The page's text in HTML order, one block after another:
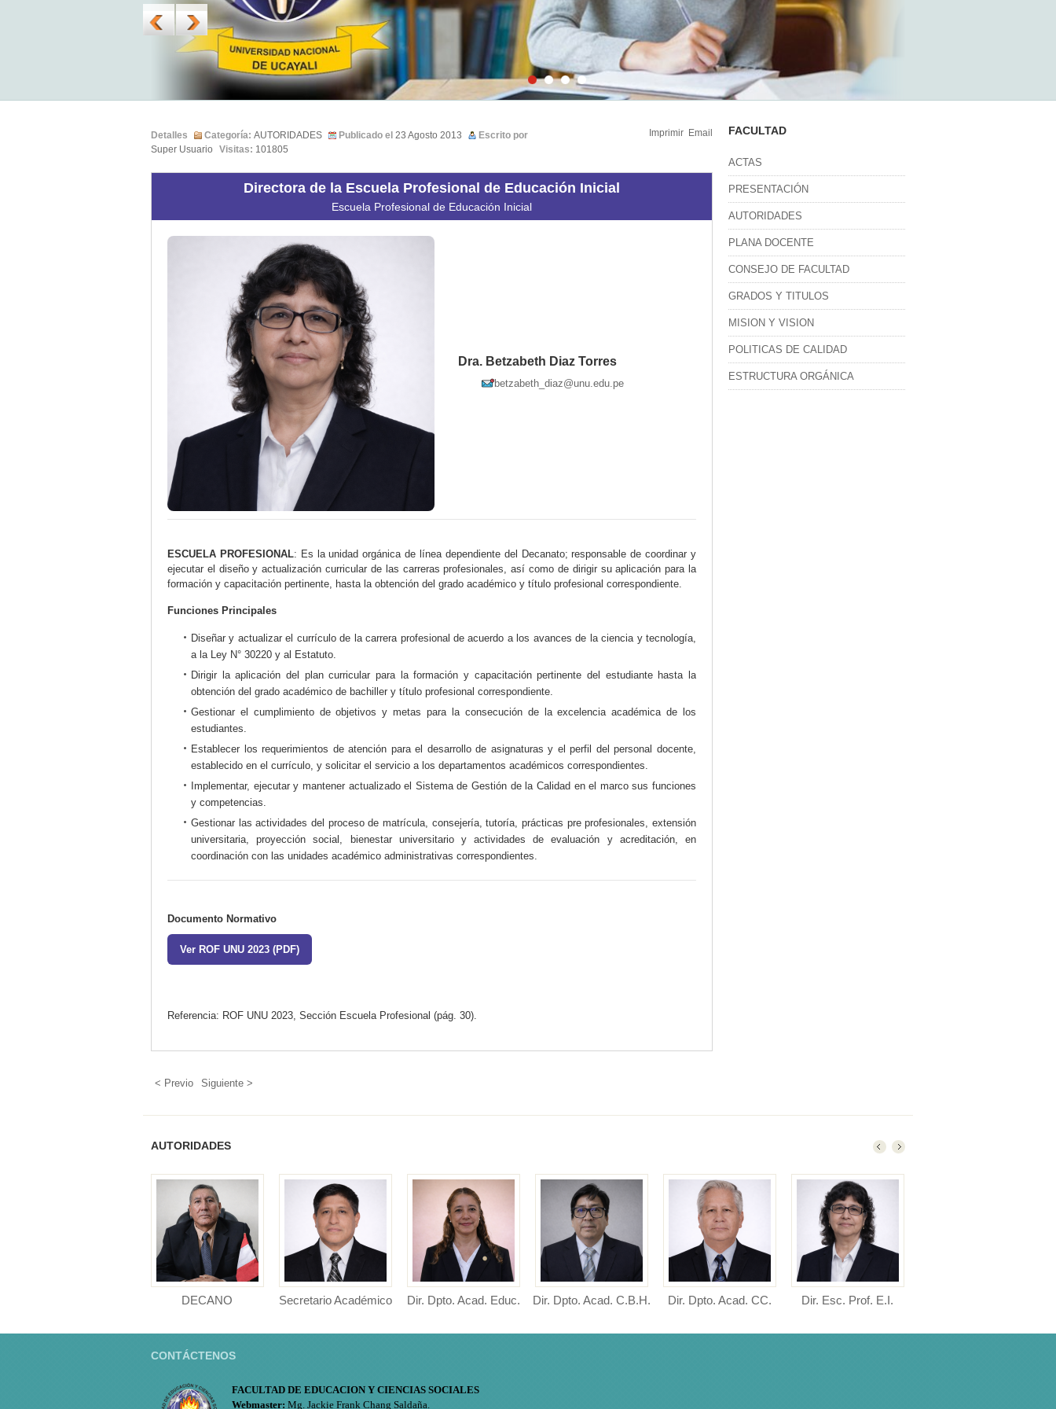
Imprimir Email
Detalles Categoría: AUTORIDADES Publicado el 23 Agosto 2013
Escrito por
Super Usuario
Visitas: 101805
Directora de la Escuela Profesional de Educación Inicial
Escuela Profesional de Educación Inicial
Dra. Betzabeth Diaz Torres
betzabeth_diaz@unu.edu.pe
ESCUELA PROFESIONAL: Es la unidad orgánica de línea dependiente del Decanato; responsable de coordinar y
ejecutar el diseño y actualización curricular de las carreras profesionales, así como de dirigir su aplicación para la
formación y capacitación pertinente, hasta la obtención del grado académico y título profesional correspondiente.
Funciones Principales
Diseñar y actualizar el currículo de la carrera profesional de acuerdo a los avances de la ciencia y tecnología,
a la Ley N° 30220 y al Estatuto.
Dirigir la aplicación del plan curricular para la formación y capacitación pertinente del estudiante hasta la
obtención del grado académico de bachiller y título profesional correspondiente.
Gestionar el cumplimiento de objetivos y metas para la consecución de la excelencia académica de los
estudiantes.
Establecer los requerimientos de atención para el desarrollo de asignaturas y el perfil del personal docente,
establecido en el currículo, y solicitar el servicio a los departamentos académicos correspondientes.
Implementar, ejecutar y mantener actualizado el Sistema de Gestión de la Calidad en el marco sus funciones
y competencias.
Gestionar las actividades del proceso de matrícula, consejería, tutoría, prácticas pre profesionales, extensión
universitaria, proyección social, bienestar universitario y actividades de evaluación y acreditación, en
coordinación con las unidades académico administrativas correspondientes.
Documento Normativo
Ver ROF UNU 2023 (PDF)
Referencia: ROF UNU 2023, Sección Escuela Profesional (pág. 30).
< Previo Siguiente >
FACULTAD
ACTAS
PRESENTACIÓN
AUTORIDADES
PLANA DOCENTE
CONSEJO DE FACULTAD
GRADOS Y TITULOS
MISION Y VISION
POLITICAS DE CALIDAD
ESTRUCTURA ORGÁNICA
AUTORIDADES
DECANO
Educación y Ciencias
Sociales ...
Secretario Académico
Facultad de Educación y
Dir. Dpto. Acad. Educ.
Académico de Educación
Dir. Dpto. Acad. C.B.H.
Académico de Ciencias
Dir. Dpto. Acad. CC.
Director de Departamento
Dir. Esc. Prof. E.I.
Profesional de Educación
Profesional de Educación
CONTÁCTENOS
FACULTAD DE EDUCACION Y CIENCIAS SOCIALES
Webmaster: Mg. Jackie Frank Chang Saldaña.